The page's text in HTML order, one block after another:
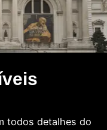
todos detalhes do